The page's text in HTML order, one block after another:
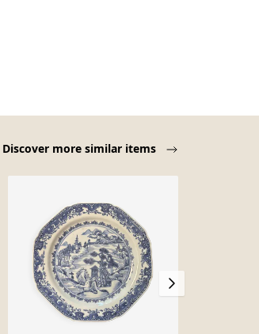
Discover more similar items